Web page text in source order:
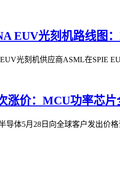
EUV光刻机路线图
光刻机供应商ASML在SPIE
涨价：MCU功率芯
导体5月28日向全球客户发出价